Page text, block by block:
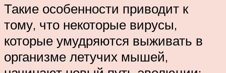
Такие особенности приводит к
тому, что некоторые вирусы,
которые умудряются выживать в
организме летучих мышей,